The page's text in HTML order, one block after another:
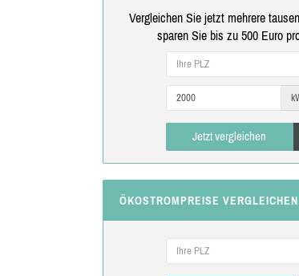
Vergleichen Sie jetzt mehrere
sparen Sie bis zu 500 Euro
Jetzt vergleichen
ÖKOSTROMPREISE VERGLEICHEN